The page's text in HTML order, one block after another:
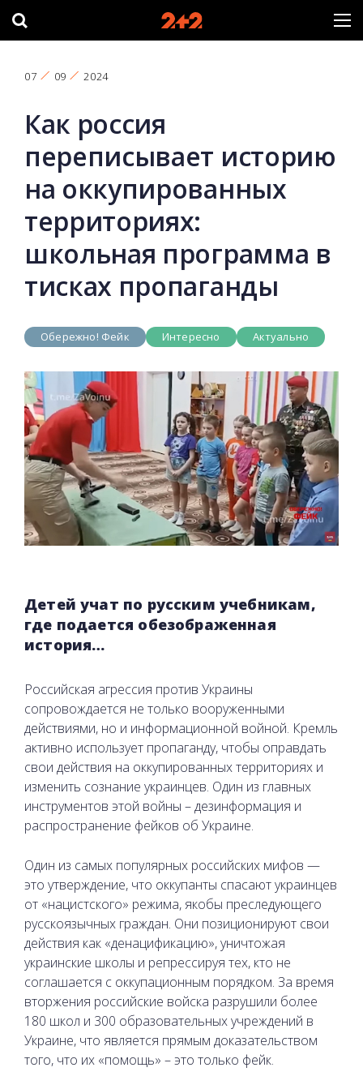
07 09 2024
Как россия
переписывает историю
на оккупированных
территориях:
школьная программа в
тисках пропаганды
Обережно! Фейк Интересно Актуально
Детей учат по русским учебникам,
где подается обезображенная
история…
Российская агрессия против Украины
сопровождается не только вооруженными
действиями, но и информационной войной. Кремль
активно использует пропаганду, чтобы оправдать
свои действия на оккупированных территориях и
изменить сознание украинцев. Один из главных
инструментов этой войны – дезинформация и
распространение фейков об Украине.
Один из самых популярных российских мифов —
это утверждение, что оккупанты спасают украинцев
от «нацистского» режима, якобы преследующего
русскоязычных граждан. Они позиционируют свои
действия как «денацификацию», уничтожая
украинские школы и репрессируя тех, кто не
соглашается с оккупационным порядком. За время
вторжения российские войска разрушили более
180 школ и 300 образовательных учреждений в
Украине, что является прямым доказательством
того, что их «помощь» – это только фейк.